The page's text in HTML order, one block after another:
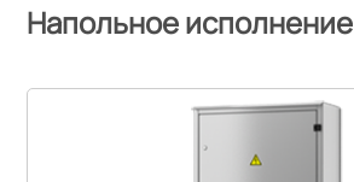
Напольное исполнение